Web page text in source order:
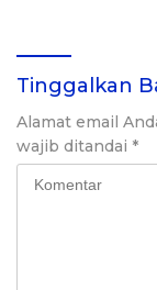
Produktif
Tinggalkan
Alamat email
wajib ditandai *